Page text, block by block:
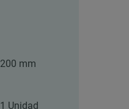
200 mm
1 Unidad